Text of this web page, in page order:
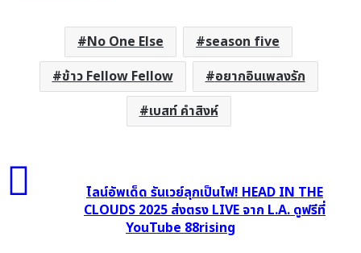
No One Else
season five
ข้าว Fellow Fellow
อยากอินเพลงรัก
เบสท์ คำสิงห์
ไลน์อัพเด็ด รันเวย์ลุกเป็นไฟ! HEAD IN THE
CLOUDS 2025 ส่งตรง LIVE จาก L.A. ดูฟรีที่
YouTube 88rising